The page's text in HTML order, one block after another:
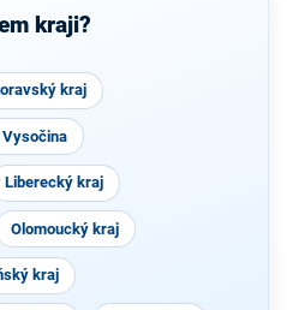
kraji?
kraj
Vysočina
Liberecký kraj
Olomoucký kraj
kraj